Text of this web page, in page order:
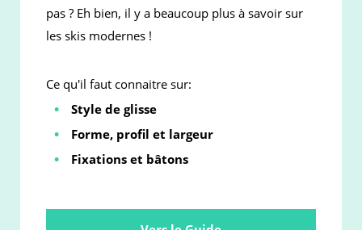
pas ? Eh bien, il y a beaucoup plus à savoir sur
les skis modernes !
Ce qu'il faut connaitre sur:
Style de glisse
Forme, profil et largeur
Fixations et bâtons